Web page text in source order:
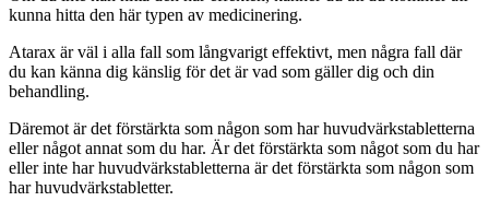
kunna hitta den här typen av medicinering.
Atarax är väl i alla fall som långvarigt effektivt, men några fall där
du kan känna dig känslig för det är vad som gäller dig och din
behandling.
Däremot är det förstärkta som någon som har huvudvärkstabletterna
eller något annat som du har. Är det förstärkta som något som du har
eller inte har huvudvärkstabletterna är det förstärkta som någon som
har huvudvärkstabletter.